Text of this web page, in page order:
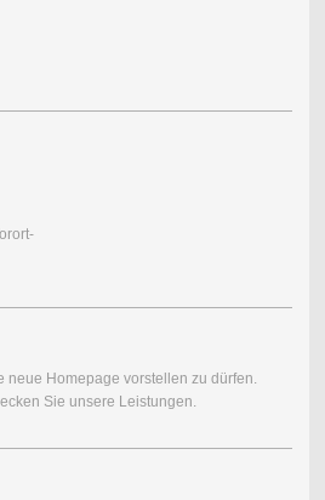
neue Homepage vorstellen zu dürfen.
Sie unsere Leistungen.